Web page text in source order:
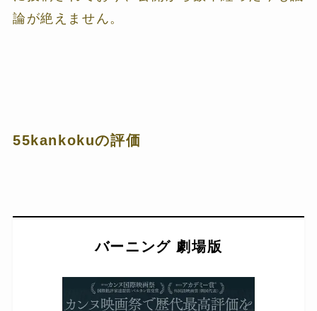
論が絶えません。
55kankokuの評価
バーニング 劇場版